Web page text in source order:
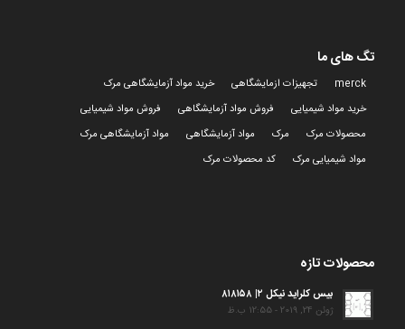
تگ های ما
merck تجهیزات ازمایشگاهی
خرید مواد آزمایشگاهی مرک
خرید مواد شیمیایی
فروش مواد آزمایشگاهی
فروش مواد شیمیایی
محصولات مرک
مرک مواد آزمایشگاهی
مواد آزمایشگاهی مرک
مواد شیمیایی مرک
کد محصولات مرک
محصولات تازه
بیس کلراید نیکل ۲| ۸۱۸۱۵۸
ژوئن 24, 2019 - 12:55 ب.ظ